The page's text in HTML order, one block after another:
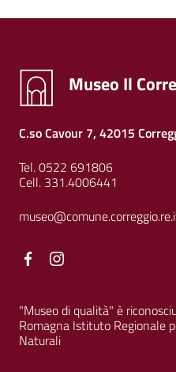
Museo Il
C.so Cavour 7, 42015
Tel. 0522 691806
Cell. 331.4006441
Facebook
"Museo di qualità" è
Romagna Istituto Regionale
Naturali